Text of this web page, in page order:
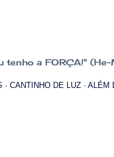
tenho a FORÇA!"
CANTINHO DE LUZ ALÉM